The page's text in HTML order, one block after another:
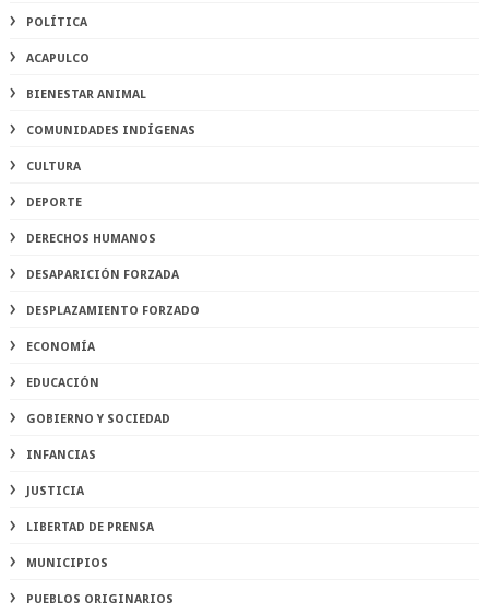
POLÍTICA
ACAPULCO
BIENESTAR ANIMAL
COMUNIDADES INDÍGENAS
CULTURA
DEPORTE
DERECHOS HUMANOS
DESAPARICIÓN FORZADA
DESPLAZAMIENTO FORZADO
ECONOMÍA
EDUCACIÓN
GOBIERNO Y SOCIEDAD
INFANCIAS
JUSTICIA
LIBERTAD DE PRENSA
MUNICIPIOS
PUEBLOS ORIGINARIOS